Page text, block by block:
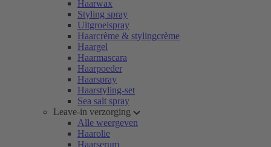
Haarwax
Styling spray
Uitgroeispray
Haarcrème & stylingcrème
Haargel
Haarmascara
Haarpoeder
Haarspray
Haarstyling-set
Sea salt spray
Leave-in verzorging
Alle weergeven
Haarolie
Haarserum